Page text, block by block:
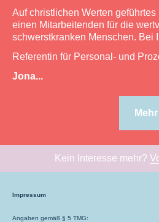
Auf christlichen Werten
einen Mitarbeitenden für die
schwerstkranken Menschen. Bei
Referentin für Personal- und
Jona...
Kein Interesse mehr?
Impressum
Angaben gemäß § 5 TMG: